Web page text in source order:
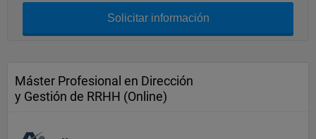
Solicitar información
Máster Profesional en Dirección
y Gestión de RRHH (Online)